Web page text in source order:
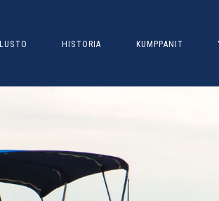
HISTORIA KUMPPANIT